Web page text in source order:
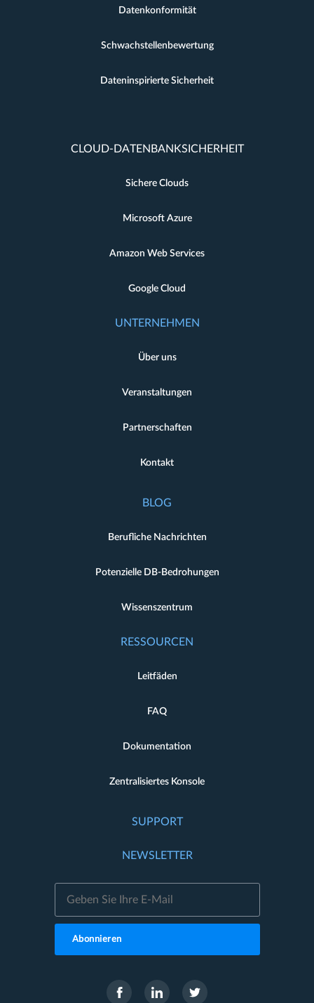
Datenkonformität
Schwachstellenbewertung
Dateninspirierte Sicherheit
CLOUD-DATENBANKSICHERHEIT
Sichere Clouds
Microsoft Azure
Amazon Web Services
Google Cloud
UNTERNEHMEN
Über uns
Veranstaltungen
Partnerschaften
Kontakt
BLOG
Berufliche Nachrichten
Potenzielle DB-Bedrohungen
Wissenszentrum
RESSOURCEN
Leitfäden
FAQ
Dokumentation
Zentralisiertes Konsole
SUPPORT
NEWSLETTER
Abonnieren